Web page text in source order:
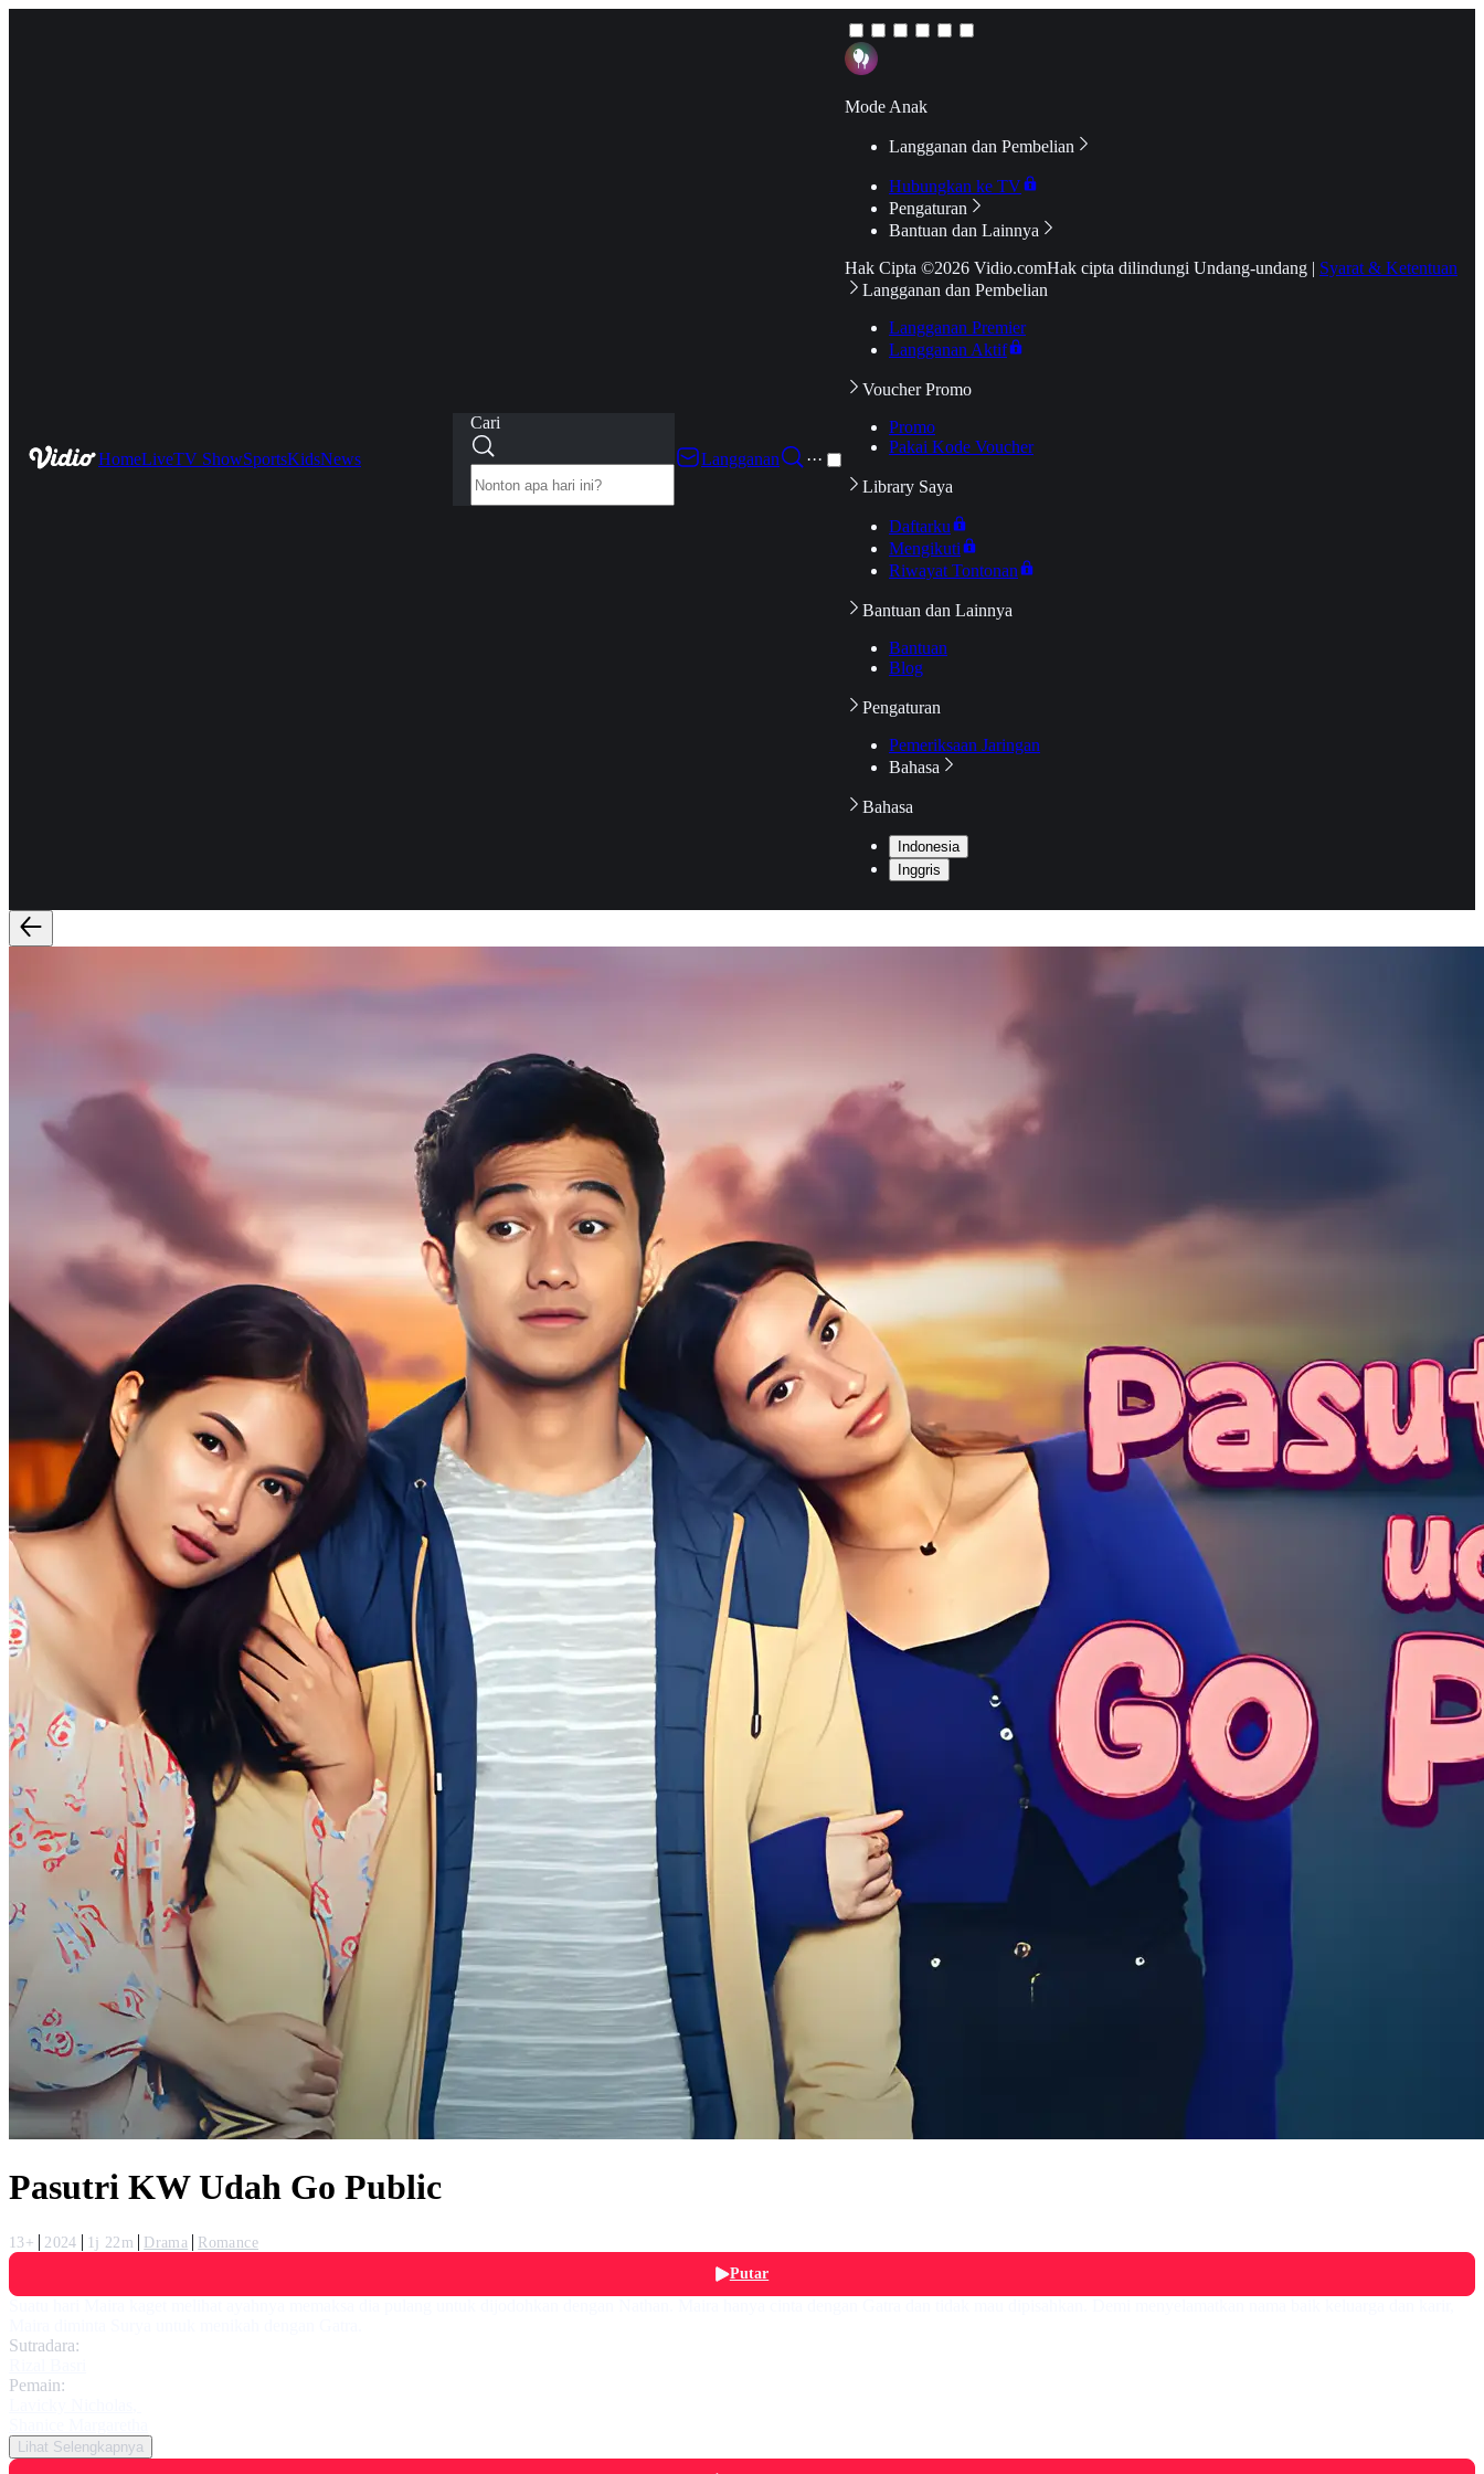
HomeLiveTV ShowSportsKidsNews
Cari
Langganan
···
Mode Anak
Langganan dan Pembelian
Hubungkan ke TV
Pengaturan
Bantuan dan Lainnya
Hak Cipta ©2026 Vidio.comHak cipta dilindungi Undang-undang | Syarat & Ketentuan
Langganan dan Pembelian
Langganan Premier
Langganan Aktif
Voucher Promo
Promo
Pakai Kode Voucher
Library Saya
Daftarku
Mengikuti
Riwayat Tontonan
Bantuan dan Lainnya
Bantuan
Blog
Pengaturan
Pemeriksaan Jaringan
Bahasa
Bahasa
Indonesia
Inggris
Pasutri KW Udah Go Public
13+ 2024 1j 22m Drama
Romance
Putar
Sutradara:
Pemain:
Lihat Selengkapnya